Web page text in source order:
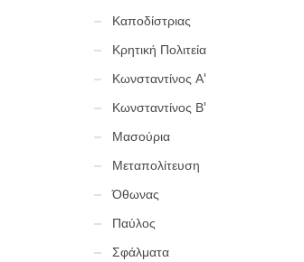
Καποδίστριας
Κρητική Πολιτεία
Κωνσταντίνος Α'
Κωνσταντίνος Β'
Μασούρια
Μεταπολίτευση
Όθωνας
Παύλος
Σφάλματα